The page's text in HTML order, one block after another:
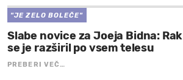
"JE ZELO BOLEČE"
Slabe novice za Joeja Bidna: Rak
se je razširil po vsem telesu
PREBERI VEČ…